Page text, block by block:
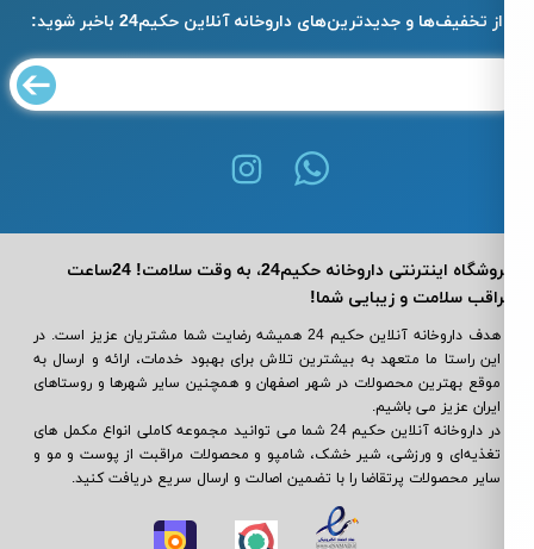
از تخفیف‌ها و جدیدترین‌های داروخانه آنلاین حکیم24 باخبر شوید:
فروشگاه اینترنتی داروخانه حکیم24، به وقت سلامت! 24ساعت
سلامت و زیبایی شما!
هدف داروخانه آنلاین حکیم 24 همیشه رضایت شما مشتریان عزیز است. در
این راستا ما متعهد به بیشترین تلاش برای بهبود خدمات، ارائه و ارسال به
موقع بهترین محصولات در شهر اصفهان و همچنین سایر شهرها و روستاهای
ایران عزیز می باشیم.
در داروخانه آنلاین حکیم 24 شما می ‌توانید مجموعه کاملی انواع مکمل‌ های
تغذیه‌ای و ورزشی، شیر خشک، شامپو و محصولات مراقبت از پوست و مو و
سایر محصولات پرتقاضا را با تضمین اصالت و ارسال سریع دریافت کنید.